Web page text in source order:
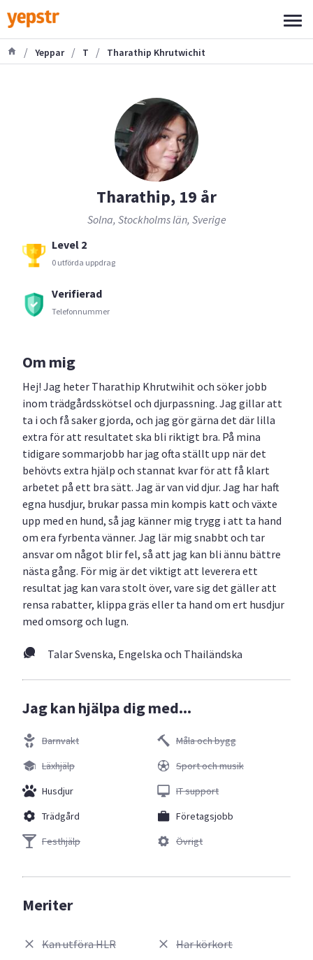
/ Yeppar / T / Tharathip Khrutwichit
Tharathip, 19 år
Solna, Stockholms län, Sverige
Level 2
0 utförda uppdrag
Verifierad
Telefonnummer
Om mig
Hej! Jag heter Tharathip Khrutwihit och söker jobb
inom trädgårdsskötsel och djurpassning. Jag gillar att
ta i och få saker gjorda, och jag gör gärna det där lilla
extra för att resultatet ska bli riktigt bra. På mina
tidigare sommarjobb har jag ofta ställt upp när det
behövts extra hjälp och stannat kvar för att få klart
arbetet på ett bra sätt. Jag är van vid djur. Jag har haft
egna husdjur, brukar passa min kompis katt och växte
upp med en hund, så jag känner mig trygg i att ta hand
om era fyrbenta vänner. Jag lär mig snabbt och tar
ansvar om något blir fel, så att jag kan bli ännu bättre
nästa gång. För mig är det viktigt att leverera ett
resultat jag kan vara stolt över, vare sig det gäller att
rensa rabatter, klippa gräs eller ta hand om ert husdjur
med omsorg och lugn.
Talar Svenska, Engelska och Thailändska
Jag kan hjälpa dig med...
Barnvakt
Läxhjälp
Husdjur
Trädgård
Festhjälp
Måla och bygg
Sport och musik
IT support
Företagsjobb
Övrigt
Meriter
Kan utföra HLR Har körkort